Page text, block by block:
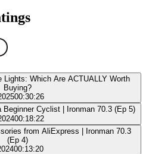
00:30:26
00:18:22
00:13:20